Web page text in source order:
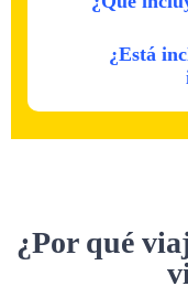
¿Está
¿Por qué